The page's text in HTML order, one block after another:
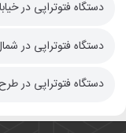
دستگاه فتوتراپی در
دستگاه فتوتراپی در
دستگاه فتوتراپی در